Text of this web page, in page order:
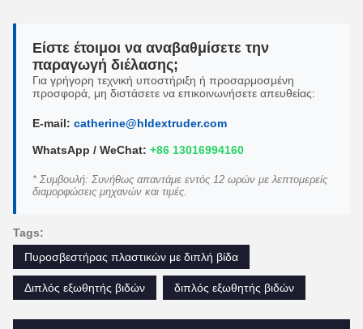
Είστε έτοιμοι να αναβαθμίσετε την
παραγωγή διέλασης;
Για γρήγορη τεχνική υποστήριξη ή προσαρμοσμένη
προσφορά, μη διστάσετε να επικοινωνήσετε απευθείας:
E-mail: catherine@hldextruder.com
WhatsApp / WeChat: +86 13016994160
* Συμβουλή: Συνήθως απαντάμε εντός 12 ωρών με λεπτομερείς
διαμορφώσεις μηχανών και τιμές.
Tags:
Πυροσβεστήρας πλαστικών με διπλή βίδα
Διπλός εξωθητής βιδών διπλός εξωθητής βιδών